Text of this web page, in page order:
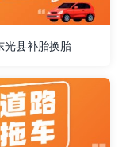
光县补胎换胎